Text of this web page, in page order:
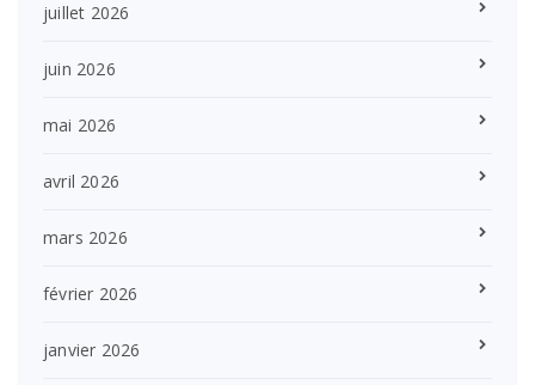
juillet 2026
juin 2026
mai 2026
avril 2026
mars 2026
février 2026
janvier 2026